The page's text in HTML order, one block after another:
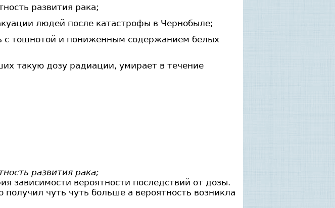
развития рака;
людей после катастрофы в Чернобыле;
с тошнотой и пониженным содержанием белых
такую дозу радиации, умирает в течение
развития рака;
зависимости вероятности последствий от дозы.
чуть чуть больше а вероятность возникла